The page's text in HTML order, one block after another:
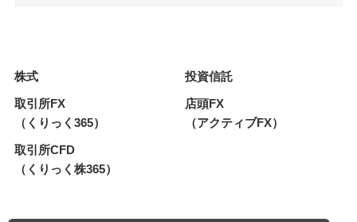
株式
投資信託
取引所FX
（くりっく365）
店頭FX
（アクティブFX）
取引所CFD
（くりっく株365）